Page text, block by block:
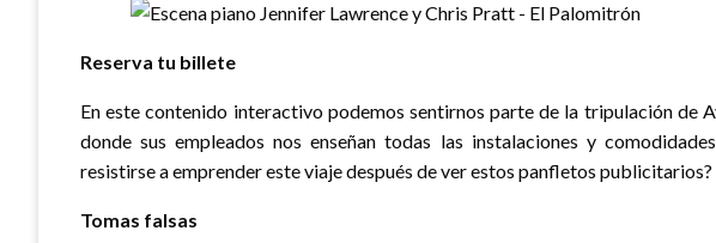
Reserva tu billete
En este contenido interactivo podemos sentirnos parte de la tripulación de
donde sus empleados nos enseñan todas las instalaciones y
resistirse a emprender este viaje después de ver estos panfletos publicitarios?
Tomas falsas